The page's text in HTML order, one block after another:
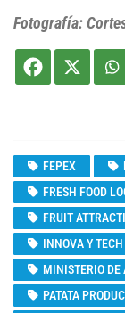
Fotografía:
FEPEX
FRESH FOOD
FRUIT
INNOVA Y TECH
MINISTERIO DE
PATATA